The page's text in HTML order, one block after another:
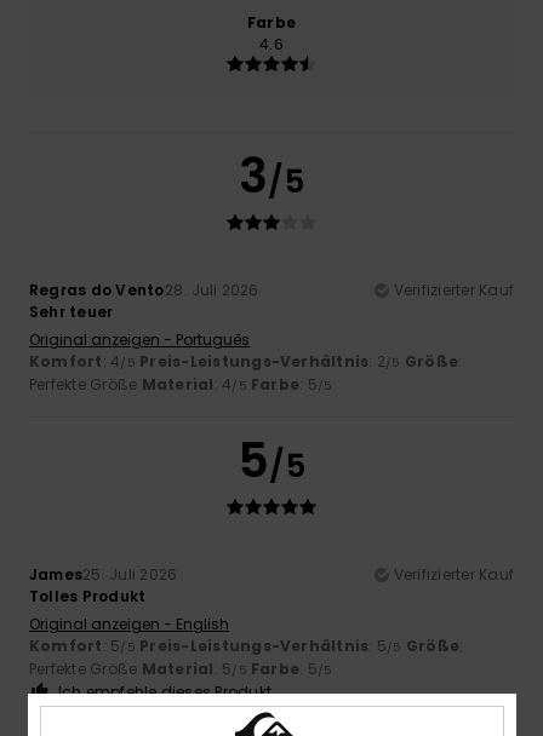
Farbe
4.6
3/5
Regras do Vento28. Juli 2026
Verifizierter Kauf
Sehr teuer
Original anzeigen - Português
Komfort: 4/5 Preis-Leistungs-Verhältnis: 2/5 Größe:
Perfekte Größe Material: 4/5 Farbe: 5/5
5/5
James25. Juli 2026
Verifizierter Kauf
Tolles Produkt
Original anzeigen - English
Komfort: 5/5 Preis-Leistungs-Verhältnis: 5/5 Größe:
Perfekte Größe Material: 5/5 Farbe: 5/5
Ich empfehle dieses Produkt